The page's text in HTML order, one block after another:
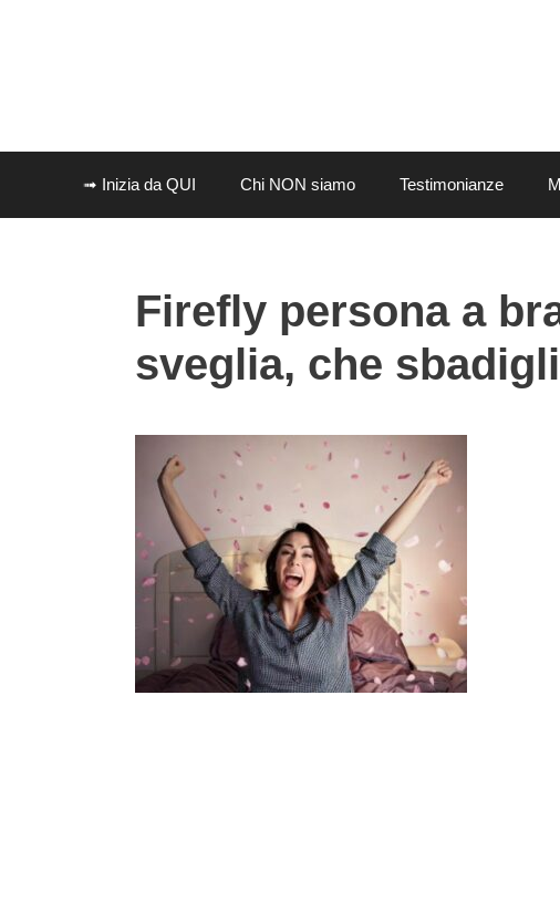
➟ Inizia da QUI Chi NON siamo Testimonianze
Firefly persona a
sveglia, che